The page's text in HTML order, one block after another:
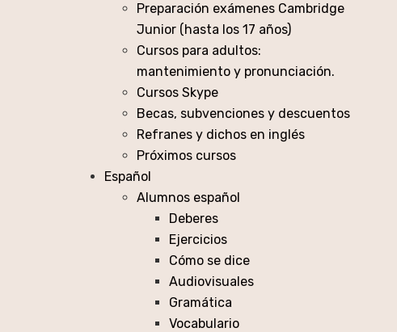
Preparación exámenes Cambridge
Junior (hasta los 17 años)
Cursos para adultos:
mantenimiento y pronunciación.
Cursos Skype
Becas, subvenciones y descuentos
Refranes y dichos en inglés
Próximos cursos
Español
Alumnos español
Deberes
Ejercicios
Cómo se dice
Audiovisuales
Gramática
Vocabulario